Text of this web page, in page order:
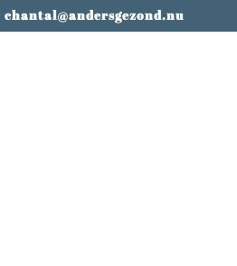
chantal@andersgezond.nu